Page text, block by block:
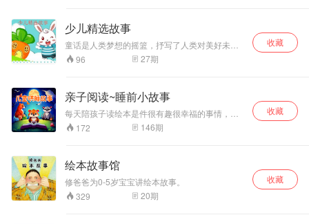
少儿精选故事
童话是人类梦想的摇篮，抒写了人类对美好未来
的追求。瑰丽神奇的想象是童话的灵魂，凝聚着
人类博大的智慧和超凡的勇气。了解世界文化、
营养的故事。
96 27期
收藏
亲子阅读~睡前小故事
每天陪孩子读绘本是件很有趣很幸福的事情，我
们一起学习新的知识，探索新的世界，沉浸在或
温馨快乐，或奥妙惊奇，或幽默风趣的故事中。
些故事。欢迎您关注我。
172 146期
收藏
绘本故事馆
修爸爸为0-5岁宝宝讲绘本故事。
329
20期
收藏